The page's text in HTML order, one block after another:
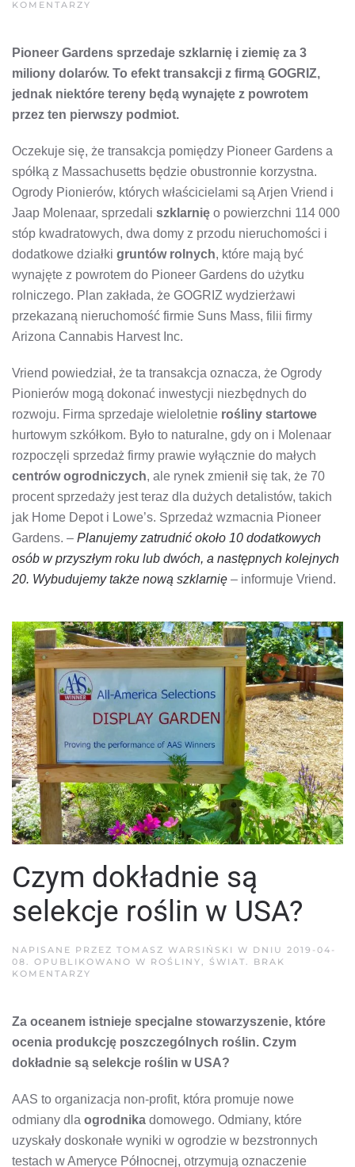
KOMENTARZY
SZKLARNIĘ
ZIEMIĘ
ZA
3
MLN
DOLARÓW
Pioneer Gardens sprzedaje szklarnię i ziemię za 3
miliony dolarów. To efekt transakcji z firmą GOGRIZ,
jednak niektóre tereny będą wynajęte z powrotem
przez ten pierwszy podmiot.
Oczekuje się, że transakcja pomiędzy Pioneer Gardens a
spółką z Massachusetts będzie obustronnie korzystna.
Ogrody Pionierów, których właścicielami są Arjen Vriend i
Jaap Molenaar, sprzedali szklarnię o powierzchni 114 000
stóp kwadratowych, dwa domy z przodu nieruchomości i
dodatkowe działki gruntów rolnych, które mają być
wynajęte z powrotem do Pioneer Gardens do użytku
rolniczego. Plan zakłada, że ​​GOGRIZ wydzierżawi
przekazaną nieruchomość firmie Suns Mass, filii firmy
Arizona Cannabis Harvest Inc.
Vriend powiedział, że ta transakcja oznacza, że ​​Ogrody
Pionierów mogą dokonać inwestycji niezbędnych do
rozwoju. Firma sprzedaje wieloletnie rośliny startowe
hurtowym szkółkom. Było to naturalne, gdy on i Molenaar
rozpoczęli sprzedaż firmy prawie wyłącznie do małych
centrów ogrodniczych, ale rynek zmienił się tak, że 70
procent sprzedaży jest teraz dla dużych detalistów, takich
jak Home Depot i Lowe’s. Sprzedaż wzmacnia Pioneer
Gardens. – Planujemy zatrudnić około 10 dodatkowych
osób w przyszłym roku lub dwóch, a następnych kolejnych
20. Wybudujemy także nową szklarnię – informuje Vriend.
Czym dokładnie są
selekcje roślin w USA?
NAPISANE PRZEZ TOMASZ WARSIŃSKI W DNIU 2019-04-
08. OPUBLIKOWANO W ROŚLINY, ŚWIAT. BRAK
KOMENTARZY
SELEKCJE
ROŚLIN
W
USA?
Za oceanem istnieje specjalne stowarzyszenie, które
ocenia produkcję poszczególnych roślin. Czym
dokładnie są selekcje roślin w USA?
AAS to organizacja non-profit, która promuje nowe
odmiany dla ogrodnika domowego. Odmiany, które
uzyskały doskonałe wyniki w ogrodzie w bezstronnych
testach w Ameryce Północnej, otrzymują oznaczenie